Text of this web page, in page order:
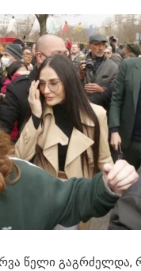
რვა წელი გაგრძელდა,